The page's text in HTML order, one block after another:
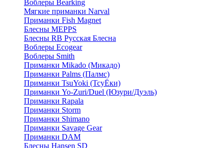
Воблеры Bearking
Мягкие приманки Narval
Приманки Fish Magnet
Блесны MEPPS
Блесны RB Русская Блесна
Воблеры Ecogear
Воблеры Smith
Приманки Mikado (Микадо)
Приманки Palms (Палмс)
Приманки TsuYoki (ТсуЁки)
Приманки Yo-Zuri/Duel (Юзури/Дуэль)
Приманки Rapala
Приманки Storm
Приманки Shimano
Приманки Savage Gear
Приманки DAM
Блесны Hansen SD